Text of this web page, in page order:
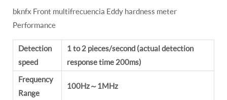
bknfx Front multifrecuencia Eddy hardness meter
Performance
Detection
speed
1 to 2 pieces/second (actual detection
response time 200ms)
Frequency
Range
100Hz～1MHz